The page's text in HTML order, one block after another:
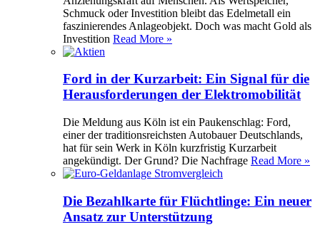
Schmuck oder Investition bleibt das Edelmetall ein
faszinierendes Anlageobjekt. Doch was macht Gold als
Investition Read More »
Ford in der Kurzarbeit: Ein Signal für die
Herausforderungen der Elektromobilität
Die Meldung aus Köln ist ein Paukenschlag: Ford,
einer der traditionsreichsten Autobauer Deutschlands,
hat für sein Werk in Köln kurzfristig Kurzarbeit
angekündigt. Der Grund? Die Nachfrage Read More »
Die Bezahlkarte für Flüchtlinge: Ein neuer
Ansatz zur Unterstützung